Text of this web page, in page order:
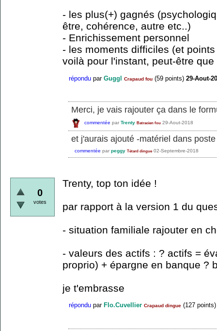
- les plus(+) gagnés
être, cohérence, autre etc..)
- Enrichissement personnel
- les moments difficiles (et
voilà pour l'instant, peut-être
répondu par Guggl Crapaud fou (59 points) 29-Aout-
Merci, je vais rajouter ça dans le
commentée par Trenty Batracien fou 29-Aout-2018
et j'aurais ajouté -matériel dans
commentée par peggy Tétard dingue 02-Septembre-2018
0
votes
Trenty, top ton idée !
par rapport à la version 1 du
- situation familiale rajouter en
- valeurs des actifs : ? actifs =
proprio) + épargne en banque ?
je t'embrasse
répondu par Flo.Cuvellier Crapaud dingue (127 points)